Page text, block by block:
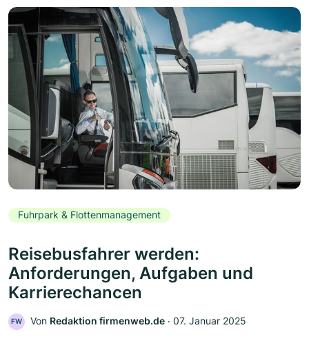
Fuhrpark & Flottenmanagement
Reisebusfahrer werden:
Anforderungen, Aufgaben und
Karrierechancen
FW Von Redaktion firmenweb.de ‧ 07. Januar 2025